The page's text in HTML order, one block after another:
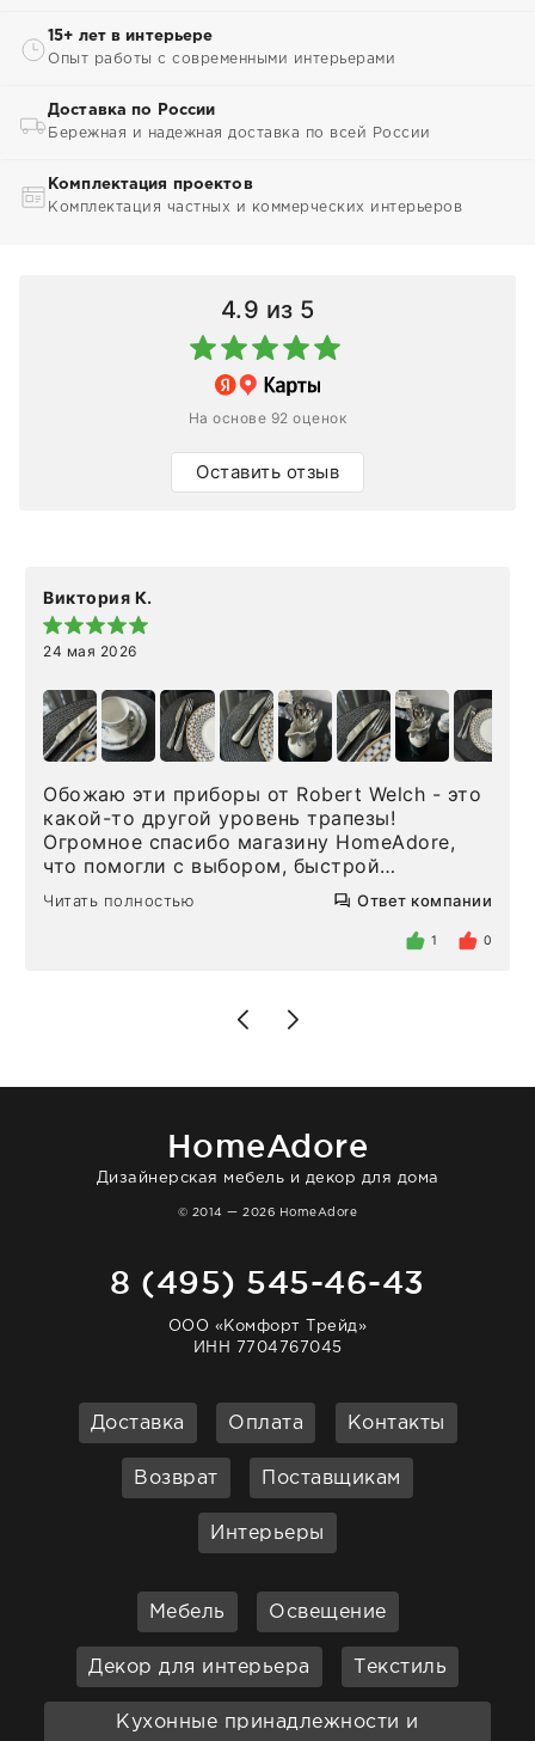
15+ лет в интерьере
Опыт работы с современными интерьерами
Доставка по России
Бережная и надежная доставка по всей России
Комплектация проектов
Комплектация частных и коммерческих интерьеров
4.9 из 5
На основе 92 оценок
Оставить отзыв
Виктория К.
24 мая 2026
Обожаю эти приборы от Robert Welch - это
какой-то другой уровень трапезы!
Огромное спасибо магазину HomeAdore,
что помогли с выбором, быстрой
доставкой и высоким сервисом. Один раз
была здесь лично, забирала чайные ложки,
внутри очень много антикварной посуды,
Позже заказывала остальные приборы -
доставили сдэком на следующий день к
отвечает очень быстро. Взаимодействием
Читать полностью Ответ компании
1 0
HomeAdore
Дизайнерская мебель и декор для дома
© 2014 — 2026 HomeAdore
8 (495) 545-46-43
ООО «Комфорт Трейд»
ИНН 7704767045
Доставка Оплата Контакты
Возврат Поставщикам
Интерьеры
Мебель Освещение
Декор для интерьера Текстиль
Кухонные принадлежности и